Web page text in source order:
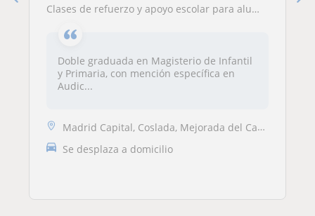
Clases de refuerzo y apoyo escolar para alumnado con dificultades en el aprendizaje o que busque reforzar sus conocimientos
Doble graduada en Magisterio de Infantil
y Primaria, con mención específica en
Audic...
Madrid Capital, Coslada, Mejorada del Campo, Rivas-Vaciamadrid
Se desplaza a domicilio